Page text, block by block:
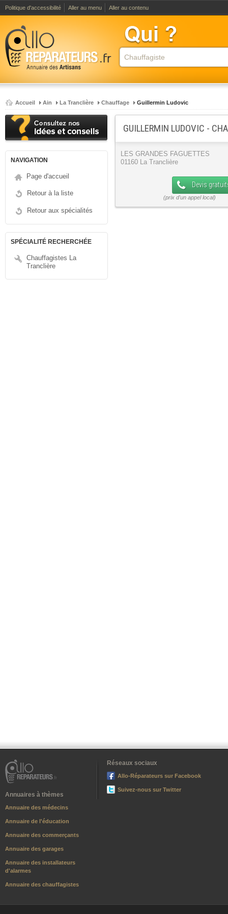
Politique d'accessibilité Aller au menu Aller au contenu
Accueil Ain La Tranclière Chauffage Guillermin Ludovic
NAVIGATION
Page d'accueil
Retour à la liste
Retour aux spécialités
SPÉCIALITÉ RECHERCHÉE
Chauffagistes La
Tranclière
GUILLERMIN LUDOVIC -
LES GRANDES FAGUETTES
01160 La Tranclière
Devis
Annuaires à thèmes
Annuaire des médecins
Annuaire de l'éducation
Annuaire des commerçants
Annuaire des garages
Annuaire des installateurs
d'alarmes
Annuaire des chauffagistes
Réseaux sociaux
Allo-Réparateurs sur Facebook
Suivez-nous sur Twitter